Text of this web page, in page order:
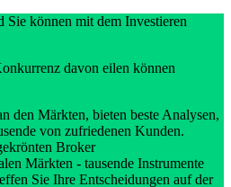
können mit dem Investieren
davon eilen können
den Märkten, bieten beste Analysen,
von zufriedenen Kunden.
Broker
Märkten - tausende Instrumente
Sie Ihre Entscheidungen auf der